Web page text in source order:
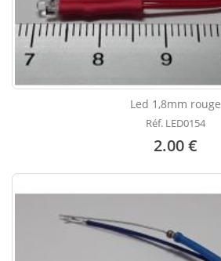
Led 1,8mm rouge
Réf. LED0154
2.00 €